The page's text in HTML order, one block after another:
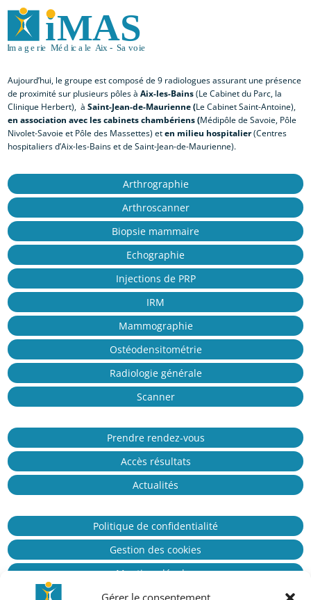
Gérer le consentement
Aujourd’hui, le groupe est composé de 9 radiologues assurant une présence
de proximité sur plusieurs pôles à Aix-les-Bains(Le Cabinet du Parc, la
Clinique Herbert), àSaint-Jean-de-Maurienne (Le Cabinet Saint-Antoine),
en association avec les cabinets chambériens (Médipôle de Savoie, Pôle
Nivolet-Savoie et Pôle des Massettes) eten milieu hospitalier(Centres
hospitaliers d’Aix-les-Bains et de Saint-Jean-de-Maurienne).
Arthrographie
Arthroscanner
Biopsie mammaire
Echographie
Injections de PRP
IRM
Mammographie
Ostéodensitométrie
Radiologie générale
Scanner
Prendre rendez-vous
Accès résultats
Actualités
Politique de confidentialité
Gestion des cookies
Mentions légales